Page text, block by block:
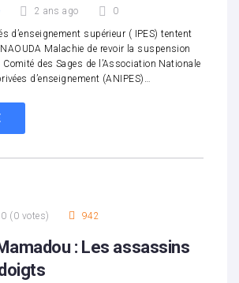
2 ans ago 0
d’enseignement supérieur ( IPES) tentent
Malachie de revoir la suspension
Comité des Sages de l’Association Nationale
d’enseignement (ANIPES)…
0 ( 0 votes) 942
: Les assassins